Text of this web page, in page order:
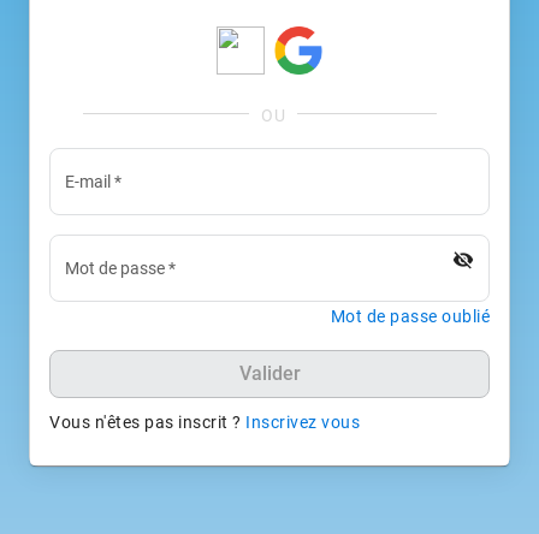
E-mail *
Mot de passe* visibility_off
Mot de passe oublié
Valider
Vous n'êtes pas inscrit ? Inscrivez vous